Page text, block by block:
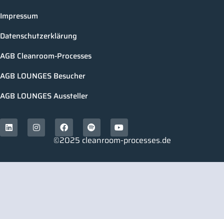
Impressum
Datenschutzerklärung
AGB Cleanroom-Processes
AGB LOUNGES Besucher
AGB LOUNGES Aussteller
©2025 cleanroom-processes.de